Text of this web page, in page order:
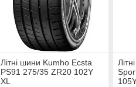
Літні шини Kumho Ecsta
PS91 275/35 ZR20 102Y
XL